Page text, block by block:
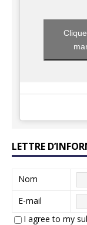
LETTRE
Nom
E-mail
I agree to my